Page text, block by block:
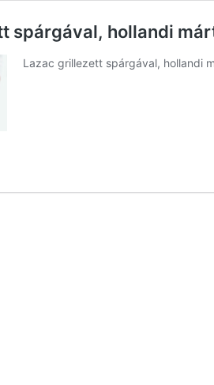
spárgával, hollandi
Lazac grillezett spárgával, hollandi